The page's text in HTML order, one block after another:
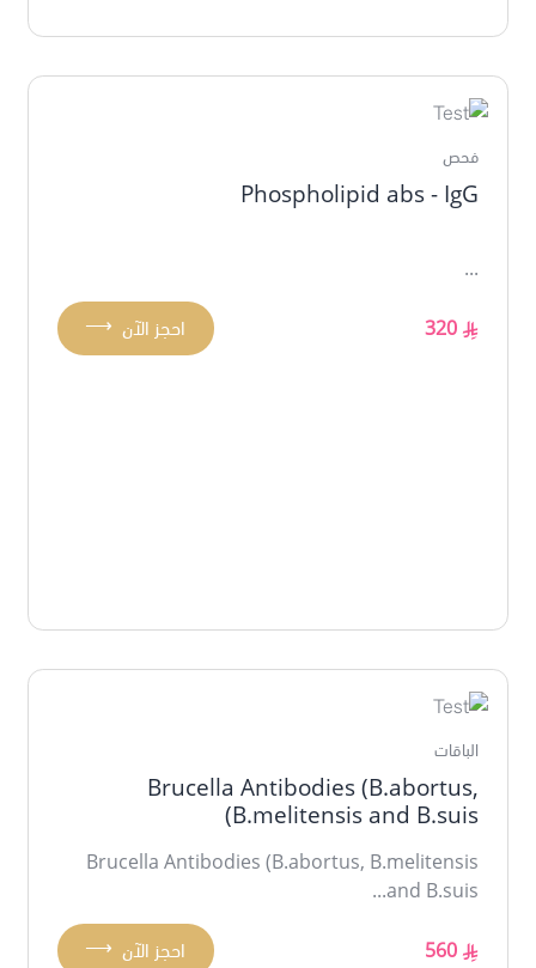
فحص
Phospholipid abs - IgG
...
320
⟶ احجز الآن
الباقات
Brucella Antibodies (B.abortus,
B.melitensis and B.suis)
Brucella Antibodies (B.abortus, B.melitensis
and B.suis...
560
⟶ احجز الآن